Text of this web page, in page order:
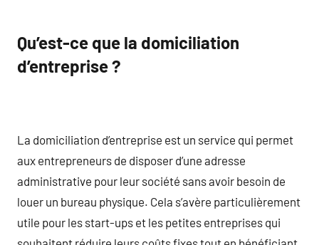
Qu’est-ce que la domiciliation
d’entreprise ?
La domiciliation d’entreprise est un service qui permet
aux entrepreneurs de disposer d’une adresse
administrative pour leur société sans avoir besoin de
louer un bureau physique. Cela s’avère particulièrement
utile pour les start-ups et les petites entreprises qui